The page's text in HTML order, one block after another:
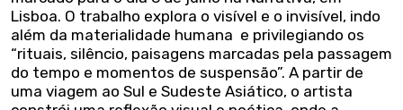
Lisboa. O trabalho explora o visível e o invisível, indo
além da materialidade humana e privilegiando os
“rituais, silêncio, paisagens marcadas pela passagem
do tempo e momentos de suspensão”. A partir de
uma viagem ao Sul e Sudeste Asiático, o artista